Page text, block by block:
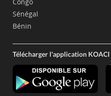
Sénégal
Bénin
Télécharger l'application KOACI